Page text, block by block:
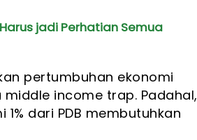
jadi Perhatian Semua
pertumbuhan ekonomi
income trap. Padahal,
dari PDB membutuhkan